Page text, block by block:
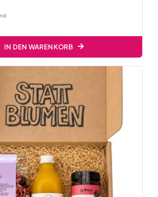
IN DEN WARENKORB